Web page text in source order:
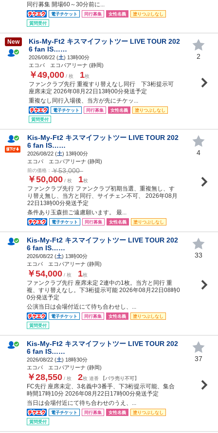
同行募集 開場60～30分前に...
電子チケット 同行募集 女性名義
塗りつぶしなし
質問受付
New
Kis-My-Ft2 キスマイフットツー LIVE TOUR 202
6 fan IS……
2026/08/22 (土) 13時00分
エコパ エコパアリーナ (静岡)
￥49,000 / 枚 1枚
ファンクラブ先行 重複すり替えなし同行 下3桁提示可
座席未定 2026年08月22日13時00分発送予定
重複なし同行入場後、当方が先にチケッ...
電子チケット 同行募集 女性名義
塗りつぶしなし
質問受付
2
Kis-My-Ft2 キスマイフットツー LIVE TOUR 202
6 fan IS……
2026/08/22 (土) 13時00分
エコパ エコパアリーナ (静岡)
前の価格： ￥53,000
￥50,000 / 枚 1枚
ファンクラブ先行 ファンクラブ初期当選、重複無し、す
り替え無し、当方と同行、サイチェン不可、 2026年08月
22日13時00分発送予定
条件あり玉森担ご遠慮願います。 最...
電子チケット 同行募集 女性名義 塗りつぶしなし
4
Kis-My-Ft2 キスマイフットツー LIVE TOUR 202
6 fan IS……
2026/08/22 (土) 13時00分
エコパ エコパアリーナ (静岡)
￥54,000 / 枚 1枚
ファンクラブ先行 座席未定 2連中の1枚。当方と同行 重
複、すり替えなし。下3桁提示可能 2026年08月22日08時0
0分発送予定
公演当日は会場付近にて待ち合わせし、...
電子チケット 同行募集 女性名義
塗りつぶしなし
質問受付
33
Kis-My-Ft2 キスマイフットツー LIVE TOUR 202
6 fan IS……
2026/08/22 (土) 18時30分
エコパ エコパアリーナ (静岡)
￥28,550 / 枚 2枚 連番 【バラ売り不可】
FC先行 座席未定、3名義中3番手、下3桁提示可能、集合
時間17時10分 2026年08月22日17時00分発送予定
当日は会場付近にて待ち合わせのうえ、...
電子チケット 同行募集 女性名義
塗りつぶしなし
質問受付
37